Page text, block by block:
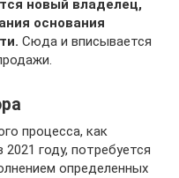
новый владелец,
основания
Сюда и вписывается
процесса, как
году, потребуется
определенных